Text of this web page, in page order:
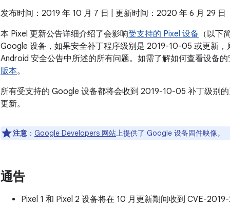
发布时间：2019 年 10 月 7 日 | 更新时间：2020 年 6 月 29 日
本 Pixel 更新公告详细介绍了会影响受支持的 Pixel 设备 （以
Google 设备，如果安全补丁程序级别是 2019-10-05 或更新
Android 安全公告中所述的所有问题。如需了解如何查看设备
版本。
所有受支持的 Google 设备都将会收到 2019-10-05 补丁级别
更新。
注意 ： Google Developers 网站上提供了 Google 设备固件映像。
通告
Pixel 1 和 Pixel 2 设备将在 10 月更新期间收到 CVE-